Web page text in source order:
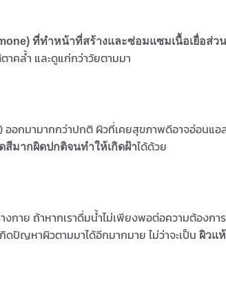
ที่ทำหน้าที่สร้างและซ่อมแซมเนื้อเยื่อส่ว
คล้ำ และดูแก่กว่าวัยตามมา
อกมามากกว่าปกติ ผิวที่เคยสุขภาพดีอาจอ่อนแ
สีมากผิดปกติจนทำให้เกิดฝ้าได้ด้วย
าย ถ้าหากเราดื่มน้ำไม่เพียงพอต่อความต้องกา
ดปัญหาผิวตามมาได้อีกมากมาย ไม่ว่าจะเป็น ผิวแ